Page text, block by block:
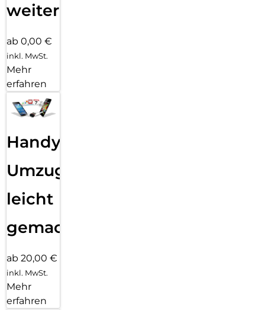
weiter
ab 0,00 €
inkl. MwSt.
Mehr
erfahren
Handy
Umzug
leicht
gemacht!
ab 20,00 €
inkl. MwSt.
Mehr
erfahren